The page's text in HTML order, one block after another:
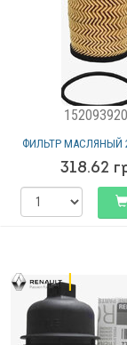
ФИЛЬТР МАСЛЯНЫЙ
318.62